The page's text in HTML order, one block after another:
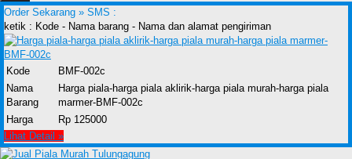
Order Sekarang » SMS :
ketik : Kode - Nama barang - Nama dan alamat pengiriman
Kode
BMF-002c
Nama
Barang
Harga piala-harga piala aklirik-harga piala murah-harga piala
marmer-BMF-002c
Harga
Rp 125000
Lihat Detail »